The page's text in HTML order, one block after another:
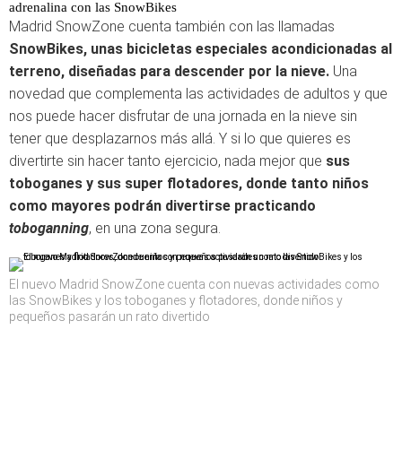
adrenalina con las SnowBikes
Madrid SnowZone cuenta también con las llamadas
SnowBikes, unas bicicletas especiales acondicionadas al
terreno, diseñadas para descender por la nieve. Una
novedad que complementa las actividades de adultos y que
nos puede hacer disfrutar de una jornada en la nieve sin
tener que desplazarnos más allá. Y si lo que quieres es
divertirte sin hacer tanto ejercicio, nada mejor que sus
toboganes y sus super flotadores, donde tanto niños
como mayores podrán divertirse practicando
toboganning, en una zona segura.
El nuevo Madrid SnowZone cuenta con nuevas actividades como
las SnowBikes y los toboganes y flotadores, donde niños y
pequeños pasarán un rato divertido